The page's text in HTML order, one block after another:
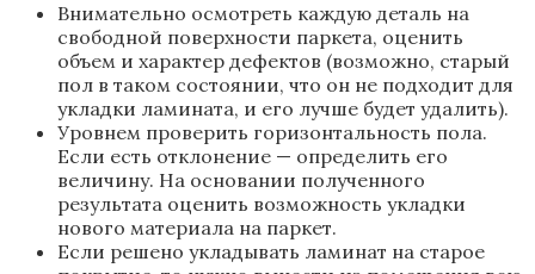
Внимательно осмотреть каждую деталь на
свободной поверхности паркета, оценить
объем и характер дефектов (возможно, старый
пол в таком состоянии, что он не подходит для
укладки ламината, и его лучше будет удалить).
Уровнем проверить горизонтальность пола.
Если есть отклонение — определить его
величину. На основании полученного
результата оценить возможность укладки
нового материала на паркет.
Если решено укладывать ламинат на старое